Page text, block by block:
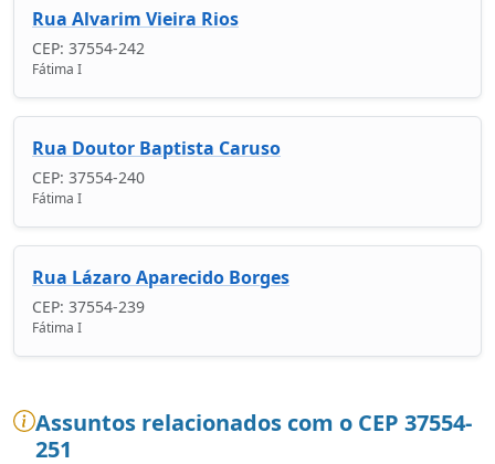
Rua Alvarim Vieira Rios
CEP: 37554-242
Fátima I
Rua Doutor Baptista Caruso
CEP: 37554-240
Fátima I
Rua Lázaro Aparecido Borges
CEP: 37554-239
Fátima I
Assuntos relacionados com o CEP 37554-
251